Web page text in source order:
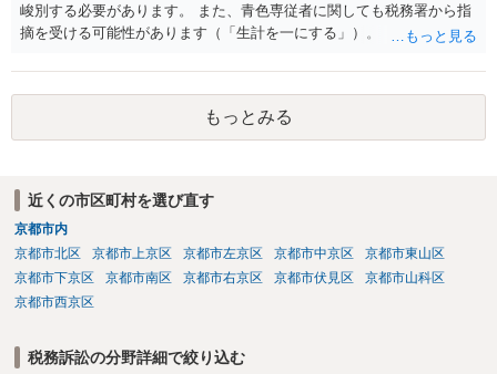
峻別する必要があります。 また、青色専従者に関しても税務署から指
摘を受ける可能性があります（「生計を一にする」）。
もっとみる
近くの市区町村を選び直す
京都市内
京都市北区
京都市上京区 京都市左京区 京都市中京区
京都市東山区
京都市下京区
京都市南区 京都市右京区 京都市伏見区
京都市山科区
京都市西京区
税務訴訟の分野詳細で絞り込む